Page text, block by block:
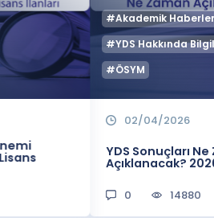
#Akademik
#YDS Hakkında
#ÖSYM
02/04/2026
YDS Sonuçları
Açıklanacak?
0 14880